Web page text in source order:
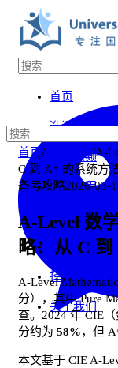
首页
选课中心
双师视频
免费课程
自助习题解
UB学习社区
择校选科咨询
关于我们
首页 / 资讯中心/A-
C 到 A* 的系统方
备考攻略2026-03-
A-Level 数
略：从 C
A-Level
分），其中 Pure
查。2024 年 CIE
分约为 58%，但
本文基于 CIE A-